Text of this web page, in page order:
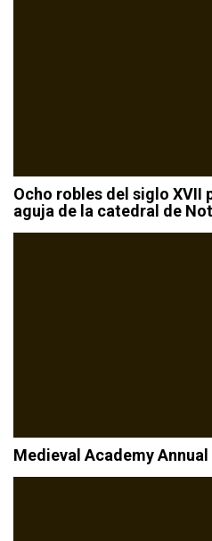
Ocho robles del siglo XVII
aguja de la catedral de
Medieval Academy